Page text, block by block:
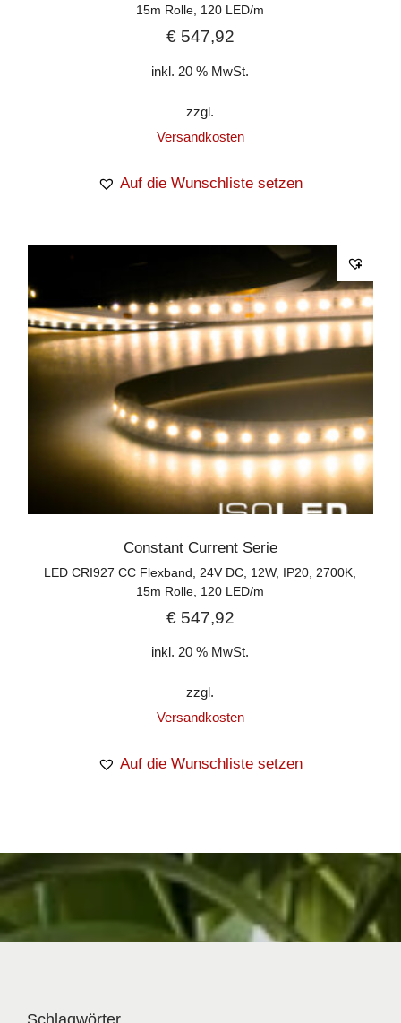
15m Rolle, 120 LED/m
€547,92
inkl. 20 % MwSt.
zzgl.
Versandkosten
Auf die Wunschliste setzen
Constant Current Serie
LED CRI927 CC Flexband, 24V DC, 12W, IP20, 2700K,
15m Rolle, 120 LED/m
€547,92
inkl. 20 % MwSt.
zzgl.
Versandkosten
Auf die Wunschliste setzen